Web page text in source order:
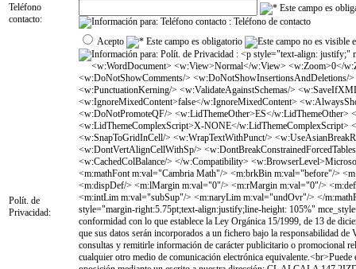
Teléfono
contacto:
Polít. de
Privacidad:
Acepto